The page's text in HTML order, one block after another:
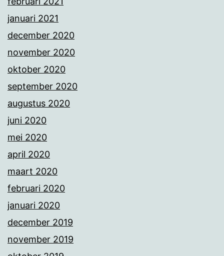
januari 2021
december 2020
november 2020
oktober 2020
september 2020
augustus 2020
juni 2020
mei 2020
april 2020
maart 2020
februari 2020
januari 2020
december 2019
november 2019